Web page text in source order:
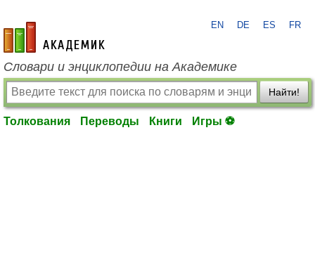
academic.ru
EN DE ES FR
Словари и энциклопедии на Академике
Найти!
Толкования Переводы Книги Игры ⚽